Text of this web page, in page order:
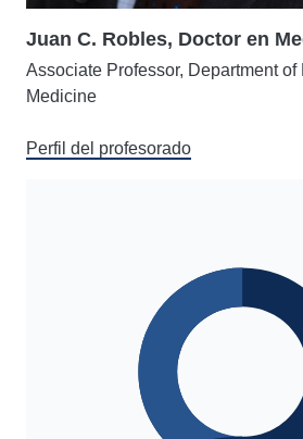
Juan C. Robles, Doctor en
Associate Professor, Department of
Medicine
Perfil del profesorado